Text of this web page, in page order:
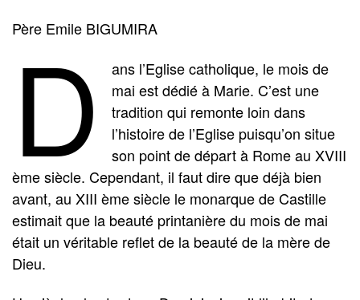
Père Emile BIGUMIRA
D
ans l’Eglise catholique, le mois de
mai est dédié à Marie. C’est une
tradition qui remonte loin dans
l’histoire de l’Eglise puisqu’on situe
son point de départ à Rome au XVIII
ème siècle. Cependant, il faut dire que déjà bien
avant, au XIII ème siècle le monarque de Castille
estimait que la beauté printanière du mois de mai
était un véritable reflet de la beauté de la mère de
Dieu.